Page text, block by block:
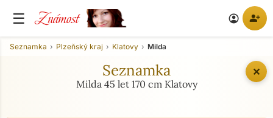
☰ Známost account_circle person_add
✕
Seznamka Plzeňský kraj Klatovy Milda
Seznamka
Milda 45 let 170 cm Klatovy